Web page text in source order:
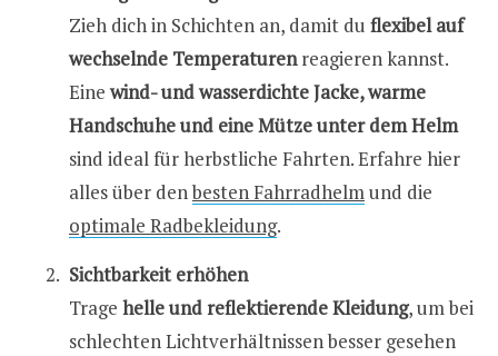
Zieh dich in Schichten an, damit du flexibel auf
wechselnde Temperaturenreagieren kannst.
Eine wind- und wasserdichte Jacke, warme
Handschuhe und eine Mütze unter dem Helm
sind ideal für herbstliche Fahrten. Erfahre hier
alles über denbesten Fahrradhelmund die
optimale Radbekleidung.
Sichtbarkeit erhöhen
Trage helle und reflektierende Kleidung, um bei
schlechten Lichtverhältnissen besser gesehen